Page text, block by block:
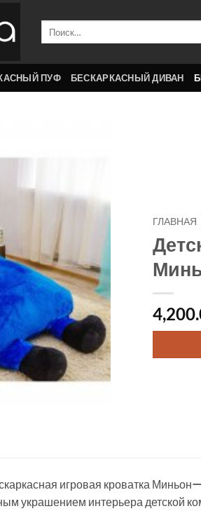
ПУФ БЕСКАРКАСНЫЙ ДИВАН
ГЛАВНАЯ
игровая кроватка Миньон
украшением интерьера детской